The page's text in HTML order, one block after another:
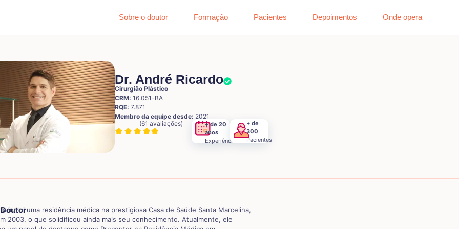
Sobre o doutor Formação Pacientes Depoimentos Onde opera
Dr. André Ricardo
Cirurgião Plástico
CRM: 16.051-BA
RQE: 7.871
Membro da equipe desde: 2021
(61 avaliações)
+ de 20
anos
Experiência
+ de
300
Pacientes
inclui uma residência médica na prestigiosa Casa de Saúde Santa Marcelina,
2003, o que solidificou ainda mais seu conhecimento. Atualmente, ele